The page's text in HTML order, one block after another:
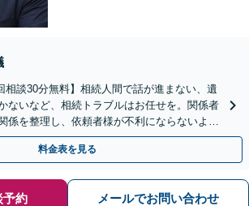
相談30分無料】相続人間で話が進まない、遺
ないなど、相続トラブルはお任せを。関係者
係を整理し、依頼者様が不利にならないよう
状況をお聞かせください。
料金表を見る
予約 メールでお問い合わせ